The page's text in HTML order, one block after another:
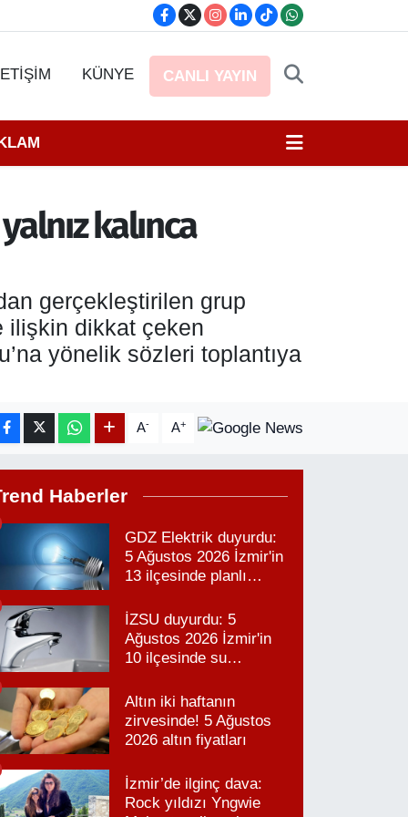
KÜNYE CANLI YAYIN
kalınca
gerçekleştirilen grup
ilişkin dikkat çeken
yönelik sözleri toplantıya
A- A+
Haberler
GDZ Elektrik duyurdu:
5 Ağustos 2026 İzmir'in
13 ilçesinde planlı
İZSU duyurdu: 5
Ağustos 2026 İzmir'in
10 ilçesinde su
Altın iki haftanın
zirvesinde! 5 Ağustos
2026 altın fiyatları
İzmir’de ilginç dava:
Rock yıldızı Yngwie